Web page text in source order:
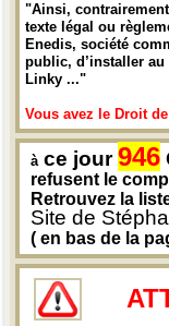
"Ainsi,
texte légal ou
Enedis, société
public, d’installer
Linky ..."
Vous avez le Droit
à ce jour946
refusent le
Retrouvez la
Site de
( en bas de la